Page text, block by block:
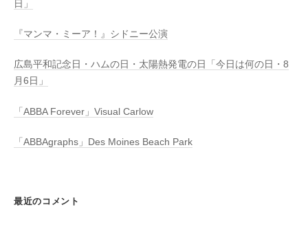
日」
『マンマ・ミーア！』シドニー公演
広島平和記念日・ハムの日・太陽熱発電の日「今日は何の日・8
月6日」
「ABBA Forever」Visual Carlow
「ABBAgraphs」Des Moines Beach Park
最近のコメント